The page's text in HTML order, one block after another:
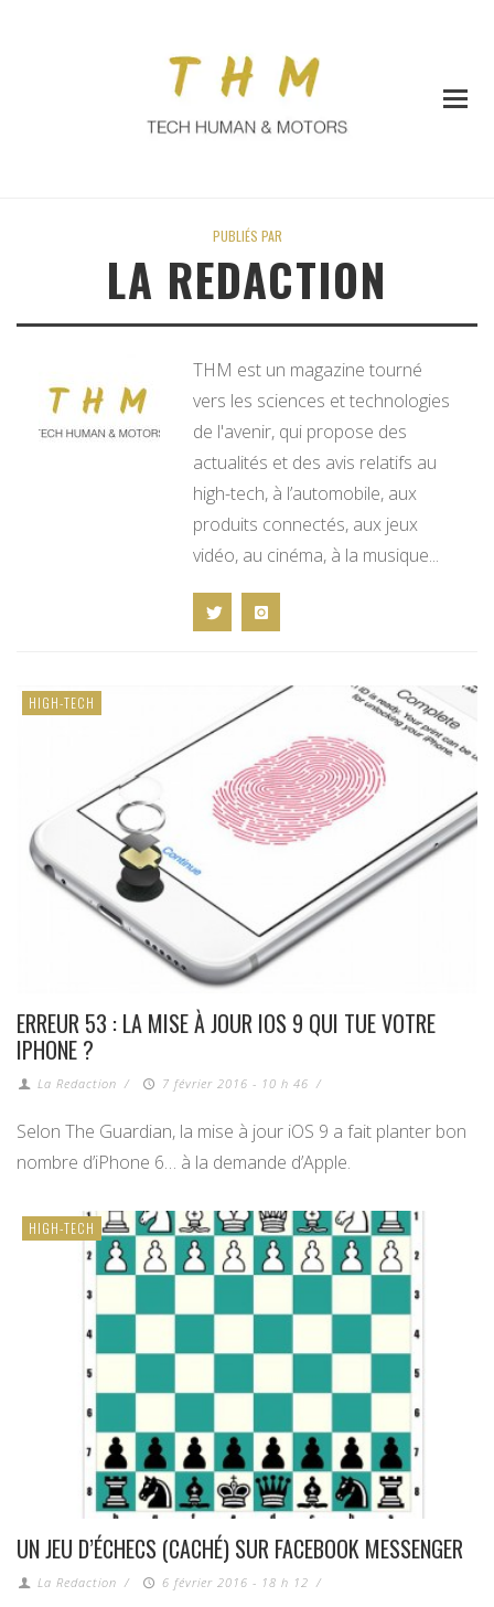
PUBLIÉS PAR
LA REDACTION
THM est un magazine tourné
vers les sciences et technologies
de l'avenir, qui propose des
actualités et des avis relatifs au
high-tech, à l’automobile, aux
produits connectés, aux jeux
vidéo, au cinéma, à la musique...
HIGH-TECH
ERREUR 53 : LA MISE À JOUR IOS 9 QUI TUE VOTRE
IPHONE ?
La Redaction / 7 février 2016 - 10 h 46 /
Selon The Guardian, la mise à jour iOS 9 a fait planter bon
nombre d’iPhone 6… à la demande d’Apple.
HIGH-TECH
UN JEU D’ÉCHECS (CACHÉ) SUR FACEBOOK MESSENGER
La Redaction / 6 février 2016 - 18 h 12 /